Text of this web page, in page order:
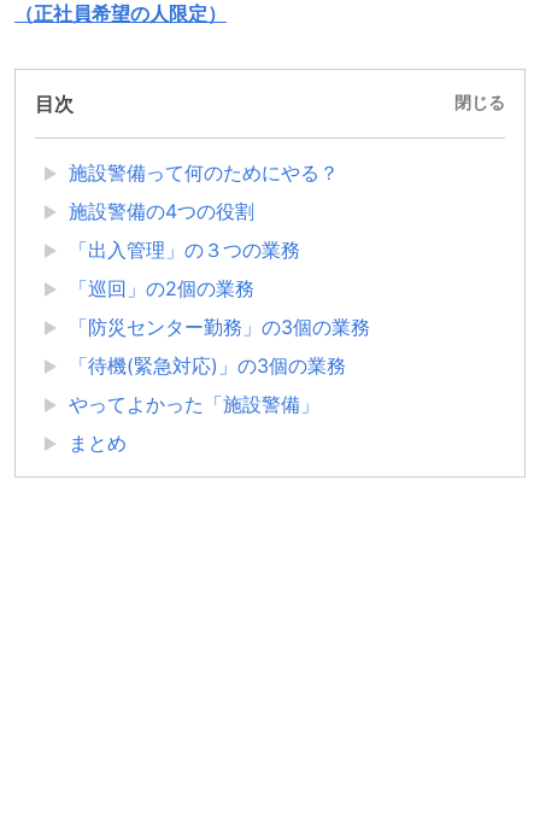
（正社員希望の人限定）
目次 閉じる
施設警備って何のためにやる？
施設警備の4つの役割
「出入管理」の３つの業務
「巡回」の2個の業務
「防災センター勤務」の3個の業務
「待機(緊急対応)」の3個の業務
やってよかった「施設警備」
まとめ